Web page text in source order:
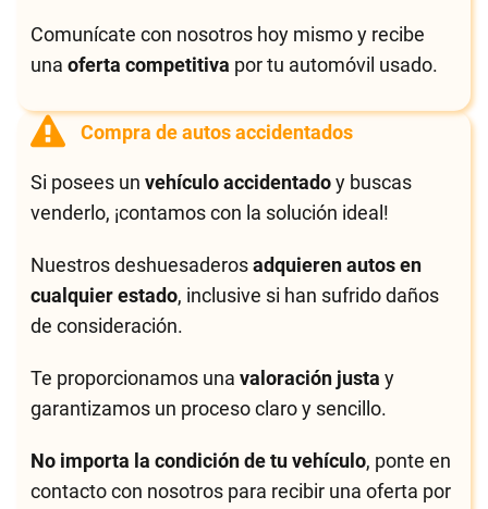
Comunícate con nosotros hoy mismo y recibe
unaoferta competitiva por tu automóvil usado.
Compra de autos accidentados
Si posees unvehículo accidentadoy buscas
venderlo, ¡contamos con la solución ideal!
Nuestros deshuesaderosadquieren autos en
cualquier estado, inclusive si han sufrido daños
de consideración.
Te proporcionamos unavaloración justa y
garantizamos un proceso claro y sencillo.
No importa la condición de tu vehículo, ponte en
contacto con nosotros para recibir una oferta por